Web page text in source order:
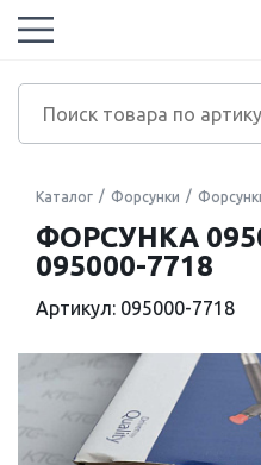
Каталог Форсунки
ФОРСУНКА
095000-7718
Артикул: 095000-7718